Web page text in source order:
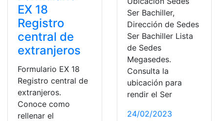
EX 18
Registro
central de
extranjeros
Formulario EX 18
Registro central de
extranjeros.
Conoce como
rellenar el
Ser Bachiller,
Dirección de Sedes
Ser Bachiller Lista
de Sedes
Megasedes.
Consulta la
ubicación para
rendir el Ser
24/02/2023